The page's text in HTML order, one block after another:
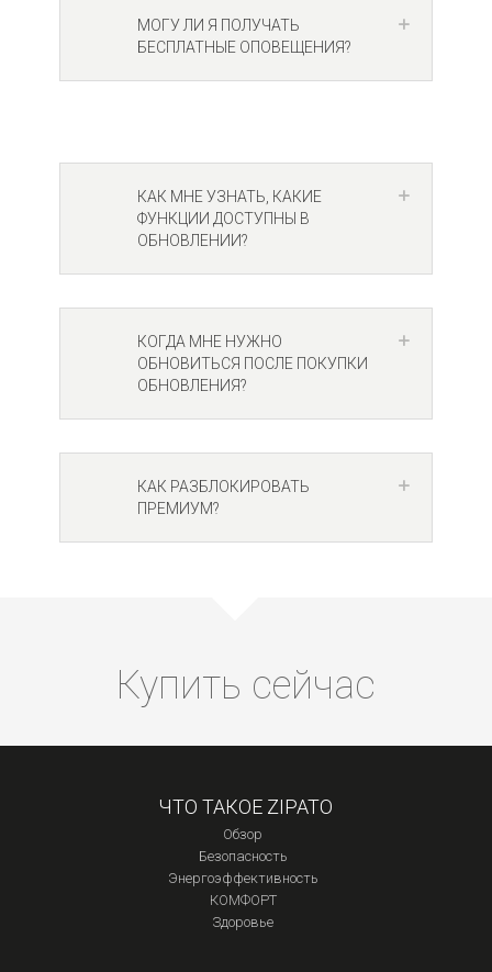
МОГУ ЛИ Я ПОЛУЧАТЬ
БЕСПЛАТНЫЕ ОПОВЕЩЕНИЯ?
КАК МНЕ УЗНАТЬ, КАКИЕ
ФУНКЦИИ ДОСТУПНЫ В
ОБНОВЛЕНИИ?
КОГДА МНЕ НУЖНО
ОБНОВИТЬСЯ ПОСЛЕ ПОКУПКИ
ОБНОВЛЕНИЯ?
КАК РАЗБЛОКИРОВАТЬ
ПРЕМИУМ?
Купить сейчас
ЧТО ТАКОЕ ZIPATO
Обзор
Безопасность
Энергоэффективность
КОМФОРТ
Здоровье